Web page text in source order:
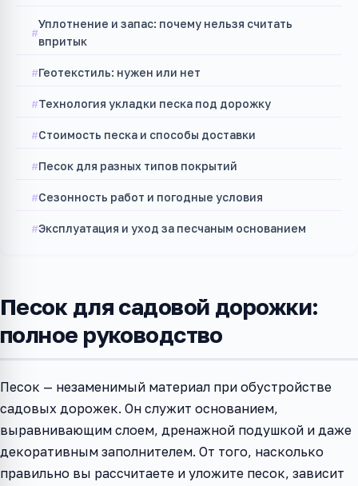
Уплотнение и запас: почему нельзя считать
впритык
Геотекстиль: нужен или нет
Технология укладки песка под дорожку
Стоимость песка и способы доставки
Песок для разных типов покрытий
Сезонность работ и погодные условия
Эксплуатация и уход за песчаным основанием
Песок для садовой дорожки:
полное руководство
Песок — незаменимый материал при обустройстве
садовых дорожек. Он служит основанием,
выравнивающим слоем, дренажной подушкой и даже
декоративным заполнителем. От того, насколько
правильно вы рассчитаете и уложите песок, зависит